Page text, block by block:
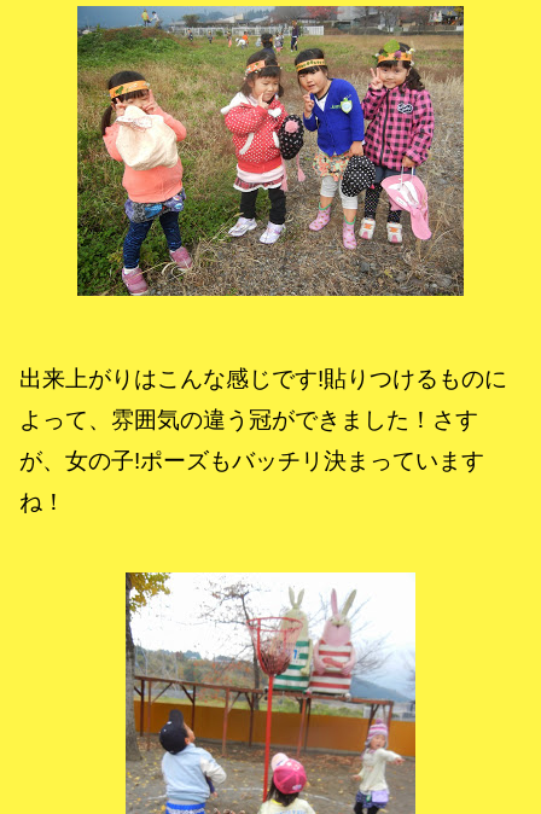
出来上がりはこんな感じです!貼りつけるものに
よって、雰囲気の違う冠ができました！さす
が、女の子!ポーズもバッチリ決まっています
ね！